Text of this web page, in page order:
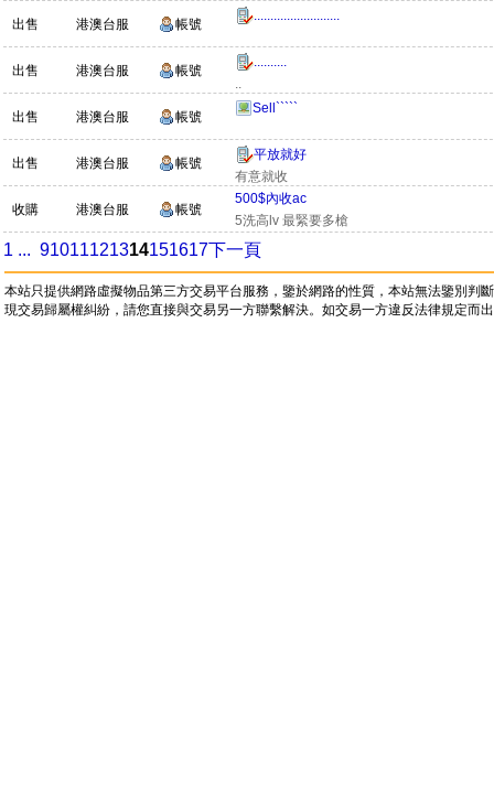
出售 港澳台服 帳號
..........................
出售 港澳台服 帳號
..........
..
出售 港澳台服 帳號
Sell`````
出售 港澳台服 帳號
平放就好
有意就收
收購 港澳台服 帳號
500$內收ac
5洗高lv 最緊要多槍
1 ... 91011121314151617下一頁
本站只提供網路虛擬物品第三方交易平台服務，鑒於網路的性質，本站無法鑒別
現交易歸屬權糾紛，請您直接與交易另一方聯繫解決。如交易一方違反法律規定